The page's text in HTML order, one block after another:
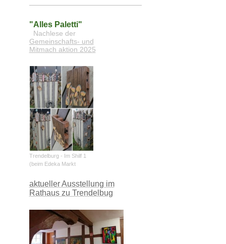
"Alles Paletti"
Nachlese der
Gemeinschafts- und
Mitmach aktion 2025
Trendelburg - Im Shilf 1
(beim Edeka Markt
aktueller Ausstellung im
Rathaus zu Trendelbug